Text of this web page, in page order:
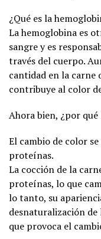
¿Qué es la
La hemoglobina es
sangre y es
través del cuerpo.
cantidad en la carne
contribuye al color
Ahora bien, ¿por
El cambio de color
proteínas.
La cocción de la
proteínas, lo que
lo tanto, su
desnaturalización
que provoca el